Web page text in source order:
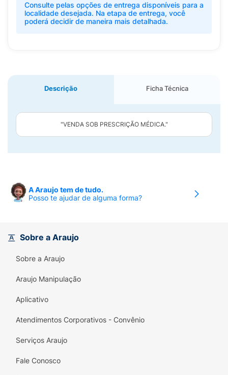
Consulte pelas opções de entrega disponíveis para a
localidade desejada. Na etapa de entrega, você
poderá decidir de maneira mais detalhada.
Descrição Ficha Técnica
"VENDA SOB PRESCRIÇÃO MÉDICA."
A Araujo tem de tudo.
Posso te ajudar de alguma forma?
Sobre a Araujo
Sobre a Araujo
Araujo Manipulação
Aplicativo
Atendimentos Corporativos - Convênio
Serviços Araujo
Fale Conosco